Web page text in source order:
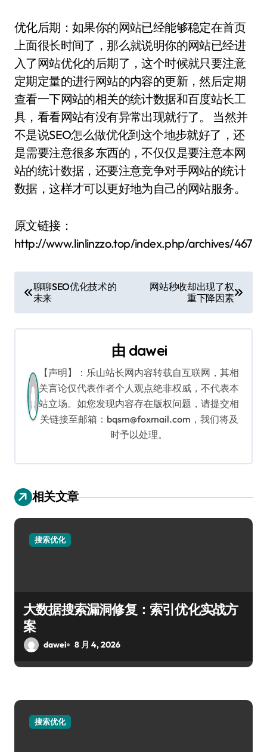
优化后期：如果你的网站已经能够稳定在首页
上面很长时间了，那么就说明你的网站已经进
入了网站优化的后期了，这个时候就只要注意
定期定量的进行网站的内容的更新，然后定期
查看一下网站的相关的统计数据和百度站长工
具，看看网站有没有异常出现就行了。 当然并
不是说SEO怎么做优化到这个地步就好了，还
是需要注意很多东西的，不仅仅是要注意本网
站的统计数据，还要注意竞争对手网站的统计
数据，这样才可以更好地为自己的网站服务。
原文链接：
http://www.linlinzzo.top/index.php/archives/467
文
章
导
聊聊SEO优化技术的
未来
网站秒收却出现了权
重下降因素
由 dawei
【声明】：乐山站长网内容转载自互联网，其相
关言论仅代表作者个人观点绝非权威，不代表本
站立场。如您发现内容存在版权问题，请提交相
关链接至邮箱：bqsm@foxmail.com，我们将及
时予以处理。
相关文章
搜索优化
大数据搜索漏洞修复：索引优化实战方
案
dawei 8 月 4, 2026
搜索优化